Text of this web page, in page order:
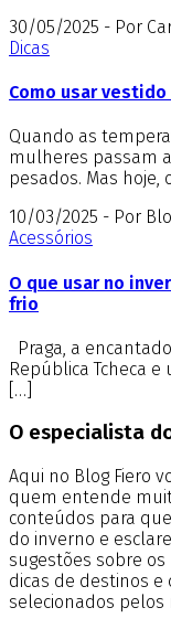
30/05/2025 - Por
Dicas
Como usar vestido
Quando as
mulheres passam
pesados. Mas hoje,
10/03/2025 - Por
Acessórios
O que usar no
frio
Praga, a
República Tcheca
[…]
O especialista
Aqui no Blog Fiero
quem entende
conteúdos para
do inverno e
sugestões sobre
dicas de destinos e
selecionados pelos